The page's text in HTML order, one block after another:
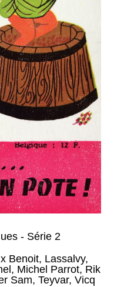
- Série 2
Benoit, Lassalvy,
, Michel Parrot, Rik
Sam, Teyvar, Vicq